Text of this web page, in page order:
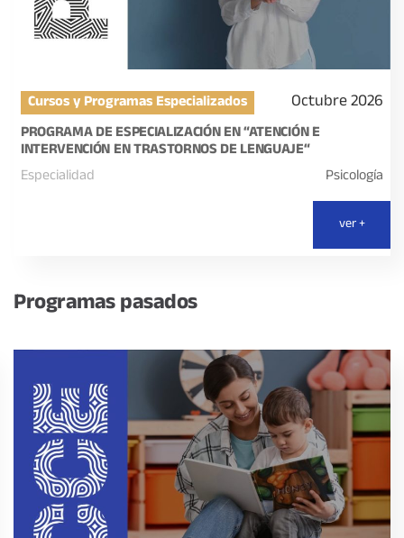
Cursos y Programas Especializados Octubre 2026
PROGRAMA DE ESPECIALIZACIÓN EN “ATENCIÓN E
INTERVENCIÓN EN TRASTORNOS DE LENGUAJE“
Especialidad
Psicología
ver +
Programas pasados